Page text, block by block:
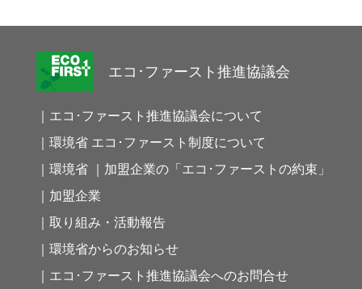
エコ･ファースト推進協議会
｜エコ･ファースト推進協議会について
｜環境省 エコ･ファースト制度について
｜環境省 ｜加盟企業の「エコ･ファーストの約束」
｜加盟企業
｜取り組み・活動報告
｜環境省からのお知らせ
｜エコ･ファースト推進協議会へのお問合せ